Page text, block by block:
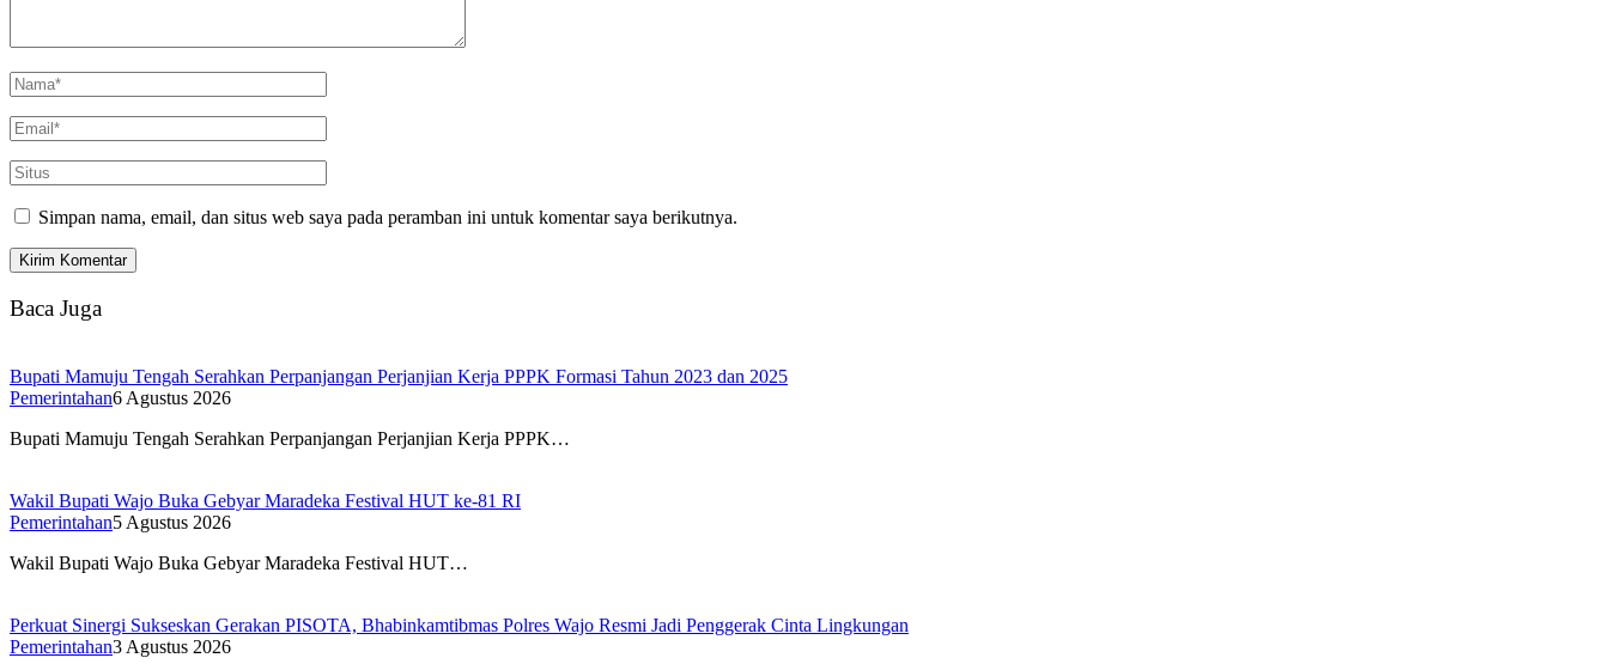
Simpan nama, email, dan situs web saya pada peramban ini untuk komentar saya berikutnya.
Baca Juga
Bupati Mamuju Tengah Serahkan Perpanjangan Perjanjian Kerja PPPK Formasi Tahun 2023 dan 2025
Pemerintahan6 Agustus 2026
Bupati Mamuju Tengah Serahkan Perpanjangan Perjanjian Kerja PPPK…
Wakil Bupati Wajo Buka Gebyar Maradeka Festival HUT ke-81 RI
Pemerintahan5 Agustus 2026
Wakil Bupati Wajo Buka Gebyar Maradeka Festival HUT…
Perkuat Sinergi Sukseskan Gerakan PISOTA, Bhabinkamtibmas Polres Wajo Resmi Jadi Penggerak Cinta Lingkungan
Pemerintahan3 Agustus 2026